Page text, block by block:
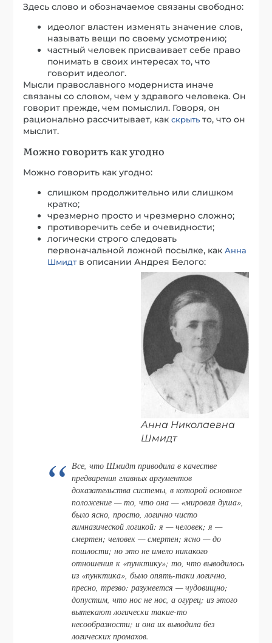
Здесь слово и обозначаемое связаны свободно:
идеолог властен изменять значение слов,
называть вещи по своему усмотрению;
частный человек присваивает себе право
понимать в своих интересах то, что
говорит идеолог.
Мысли православного модерниста иначе
связаны со словом, чем у здравого человека. Он
говорит прежде, чем помыслил. Говоря, он
рационально рассчитывает, какскрыть то, что он
мыслит.
Можно говорить как угодно
Можно говорить как угодно:
слишком продолжительно или слишком
кратко;
чрезмерно просто и чрезмерно сложно;
противоречить себе и очевидности;
логически строго следовать
первоначальной ложной посылке, какАнна
Шмидтв описании Андрея Белого:
Анна Николаевна
Шмидт
Все, что Шмидт приводила в качестве
предварения главных аргументов
доказательства системы, в которой основное
положение — то, что она — «мировая душа»,
было ясно, просто, логично чисто
гимназической логикой: я — человек; я —
смертен; человек — смертен; ясно — до
пошлости; но это не имело никакого
отношения к «пунктику»; то, что выводилось
из «пунктика», было опять-таки логично,
пресно, трезво: разумеется — чудовищно;
допустим, что нос не нос, а огурец; из этого
вытекают логически такие-то
несообразности; и она их выводила без
логических промахов.